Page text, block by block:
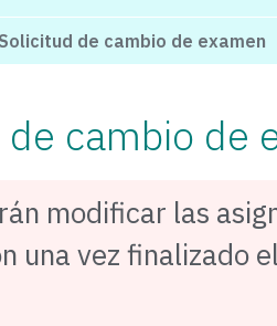
Solicitud de cambio de examen
cambio de
modificar las
una vez finalizado